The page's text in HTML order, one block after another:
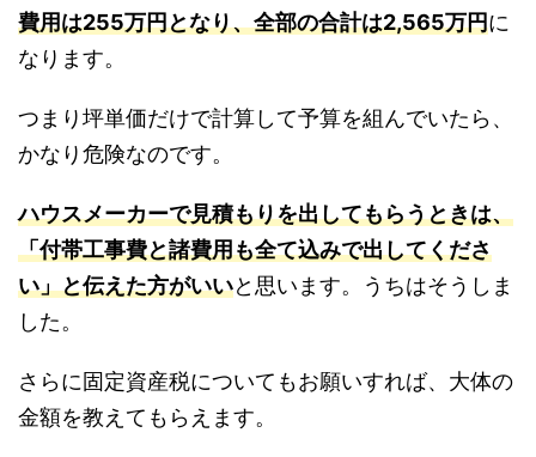
費用は255万円となり、全部の合計は2,565万円に
なります。
つまり坪単価だけで計算して予算を組んでいたら、
かなり危険なのです。
ハウスメーカーで見積もりを出してもらうときは、
「付帯工事費と諸費用も全て込みで出してくださ
い」と伝えた方がいいと思います。うちはそうしま
した。
さらに固定資産税についてもお願いすれば、大体の
金額を教えてもらえます。